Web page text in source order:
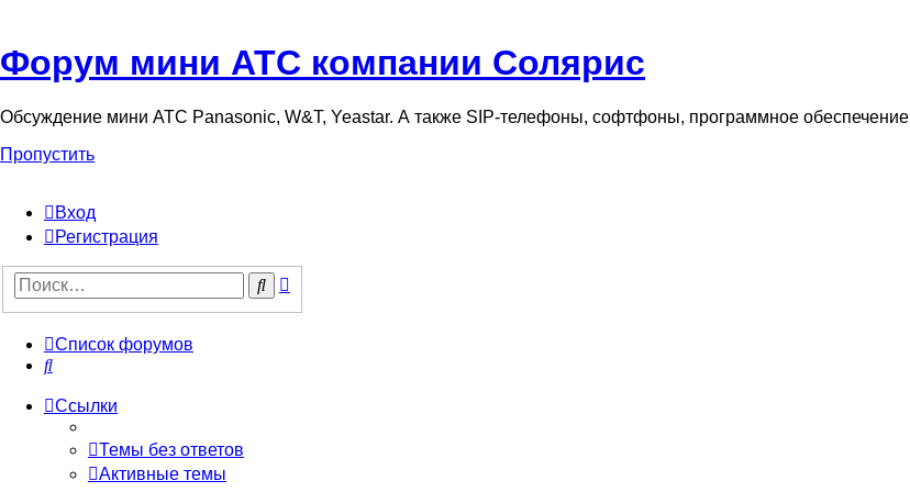
Форум мини АТС компании Солярис
Обсуждение мини АТС Panasonic, W&T, Yeastar. А также SIP-телефоны, софтфоны, программное обеспечение
Пропустить
Вход
Регистрация
Поиск
Список форумов
Поиск
Ссылки
Темы без ответов
Активные темы